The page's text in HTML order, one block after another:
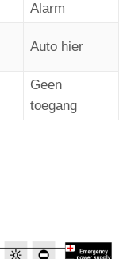
Alarm
Auto hier
Geen
toegang